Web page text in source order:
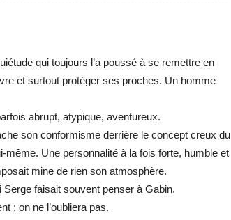
qui toujours l’a poussé à se remettre en
et surtout protéger ses proches. Un homme
abrupt, atypique, aventureux.
son conformisme derrière le concept creux du
Une personnalité à la fois forte, humble et
mine de rien son atmosphère.
faisait souvent penser à Gabin.
; on ne l’oubliera pas.